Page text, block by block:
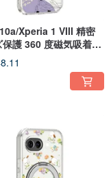
Xperia 1 VIII 精密
保護 360 度磁気吸着ス
ース - 幾何学フラワ